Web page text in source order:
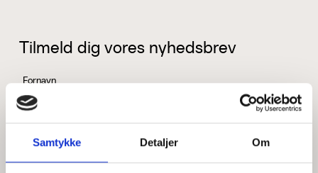
Samtykke Detaljer Om
Tilmeld dig vores nyhedsbrev
Fornavn
Efternavn